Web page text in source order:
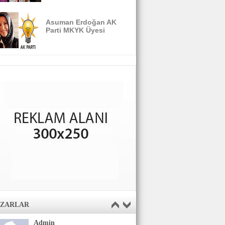
Asuman Erdoğan AK
Parti MKYK Üyesi
Admin